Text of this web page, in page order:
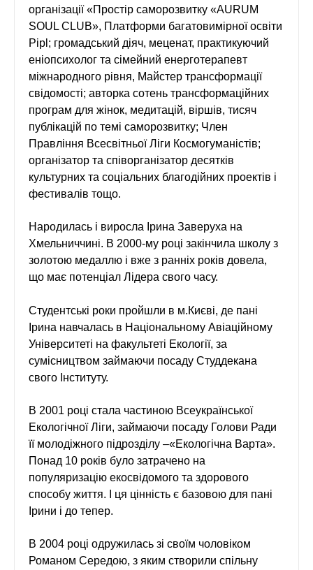
MILLENIUM CLUB
ТЕТЯНА ПУТІНЦЕВА ВІДЗНАЧЕНА
НАГОРОДОЮ УКРАЇНИ «ОРДЕНОМ
КОРОЛЕВИ АННИ „ЧЕСТЬ ВІТЧИЗНИ“
МЕДИЧНИЙ ЦЕНТР КАМ'ЯНЕЦЬ-
ПОДІЛЬСЬКИЙ
НАТЕЛЛА ГОРОДЕЦЬКА ВШАНОВАНА
НАЦІОНАЛЬНОЮ НАГОРОДОЮ “ЛІДЕР
ПІДПРИЄМНИЦТВА УКРАЇНИ – 2021”
КОНТАКТИ
ЗАХОДИ
ЗАРУБІЖНІ ЗАХОДИ
НАЦІОНАЛЬНІ ЗАХОДИ
ЛІДЕРИ ХХІ СТОЛІТТЯ - ПРЕЗЕНТАЦІЇ
СПІЛЬНО ДЛЯ УКРАЇНИ
організації «Простір саморозвитку «AURUM
SOUL CLUB», Платформи багатовимірної освіти
Pipl; громадський діяч, меценат, практикуючий
еніопсихолог та сімейний енерготерапевт
міжнародного рівня, Майстер трансформації
свідомості; авторка сотень трансформаційних
програм для жінок, медитацій, віршів, тисяч
публікацій по темі саморозвитку; Член
Правління Всесвітньої Ліги Космогуманістів;
організатор та співорганізатор десятків
культурних та соціальних благодійних проектів і
фестивалів тощо.
Народилась і виросла Ірина Заверуха на
Хмельниччині. В 2000-му році закінчила школу з
золотою медаллю і вже з ранніх років довела,
що має потенціал Лідера свого часу.
Студентські роки пройшли в м.Києві, де пані
Ірина навчалась в Національному Авіаційному
Університеті на факультеті Екології, за
сумісництвом займаючи посаду Студдекана
свого Інституту.
В 2001 році стала частиною Всеукраїнської
Екологічної Ліги, займаючи посаду Голови Ради
її молодіжного підрозділу –«Екологічна Варта».
Понад 10 років було затрачено на
популяризацію екосвідомого та здорового
способу життя. І ця цінність є базовою для пані
Ірини і до тепер.
В 2004 році одружилась зі своїм чоловіком
Романом Середою, з яким створили спільну